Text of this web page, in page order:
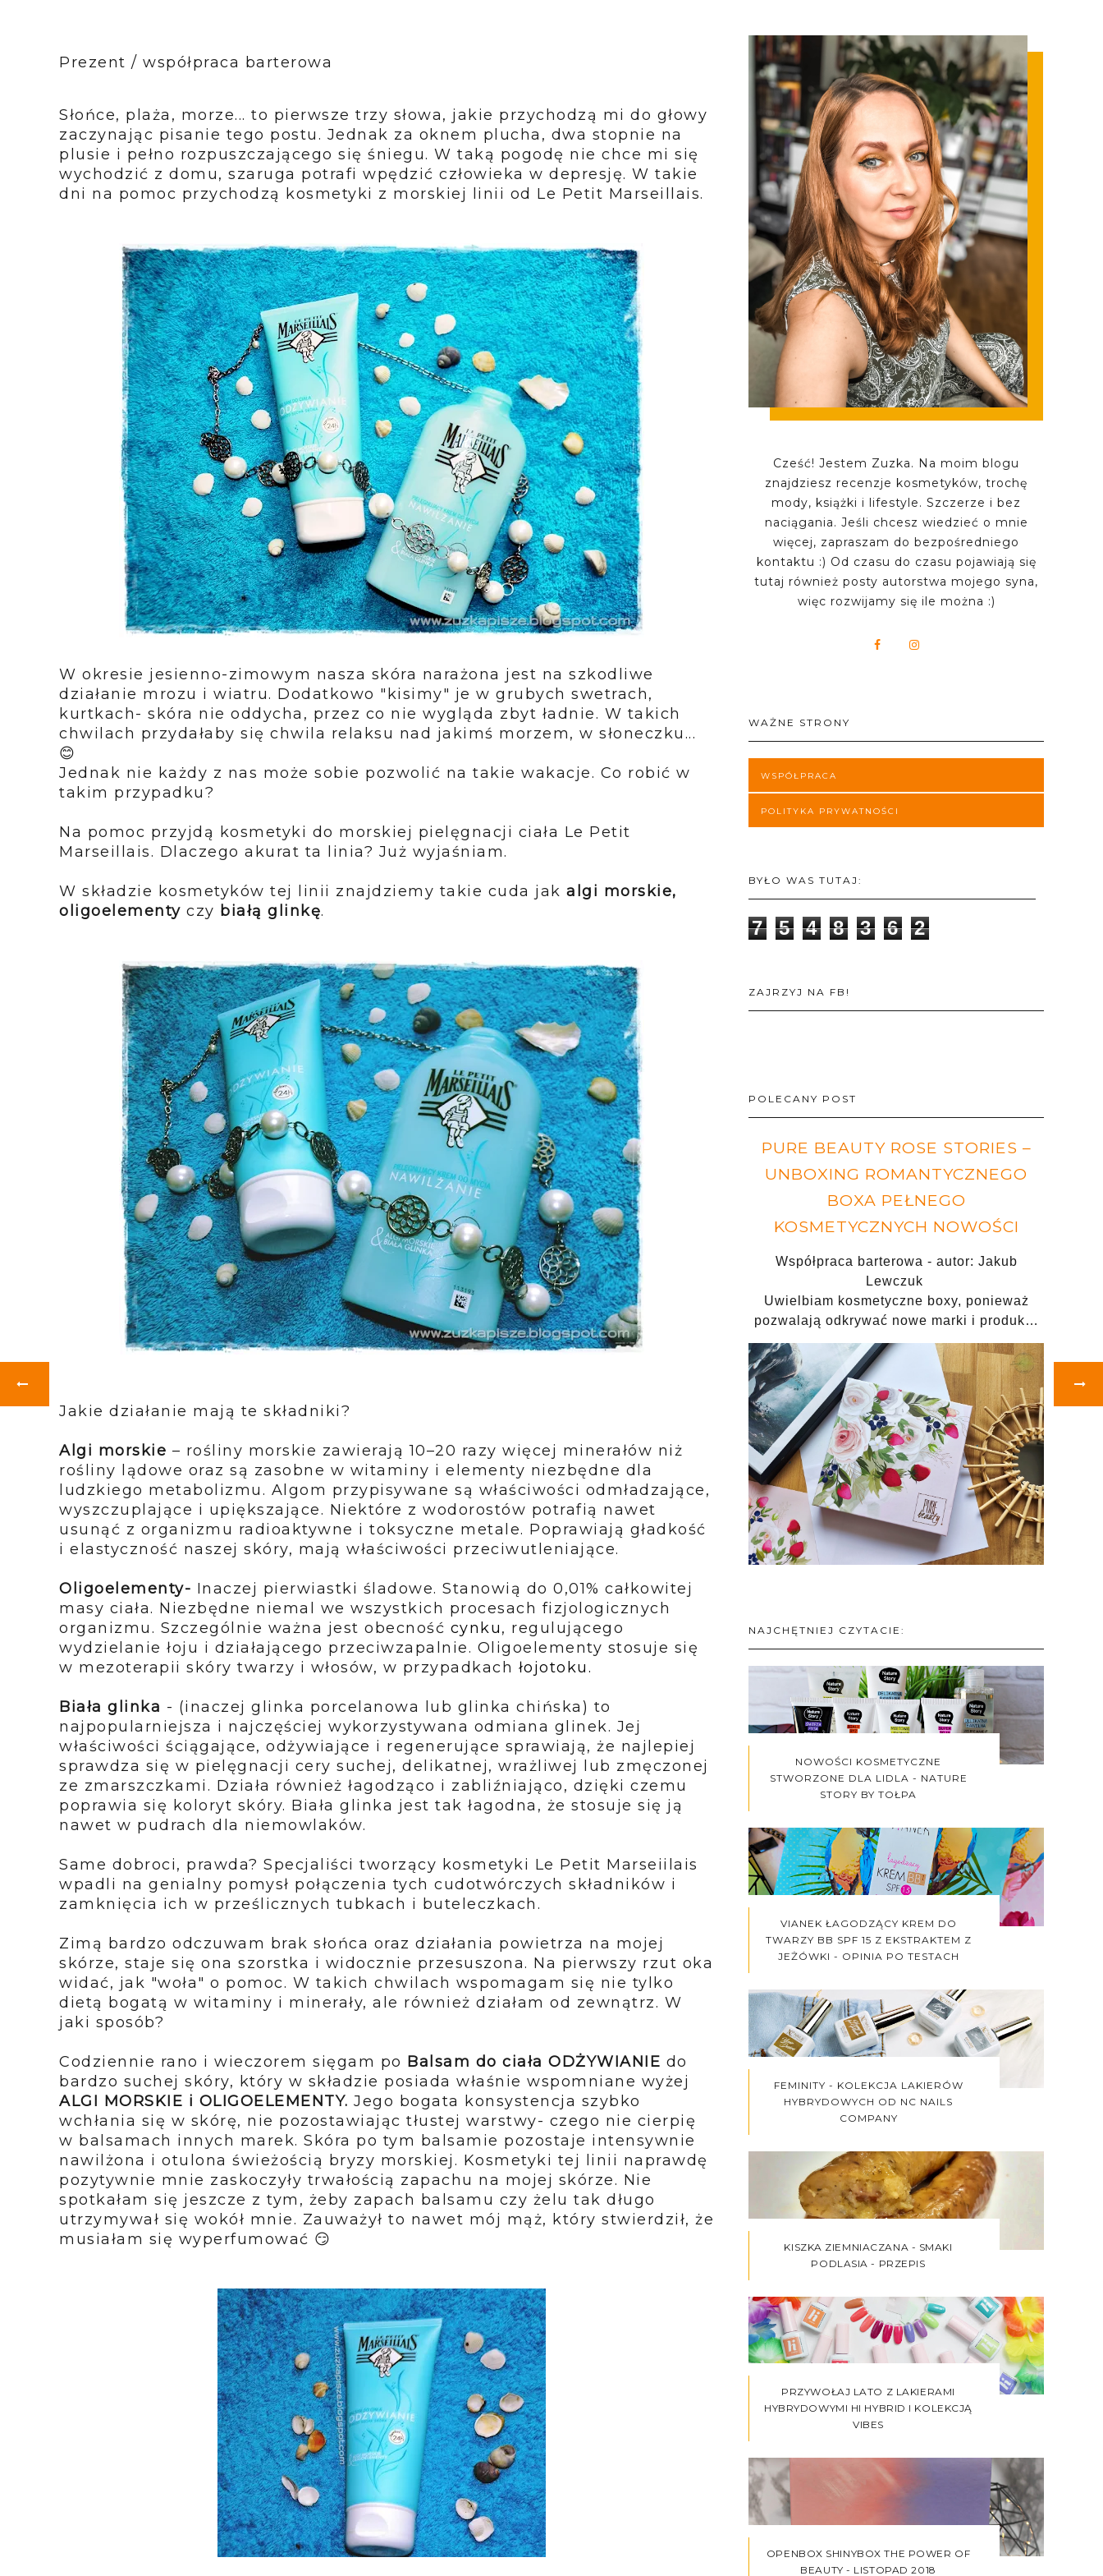
Prezent / współpraca barterowa
Słońce, plaża, morze... to pierwsze trzy słowa, jakie przychodzą mi do głowy
zaczynając pisanie tego postu. Jednak za oknem plucha, dwa stopnie na
plusie i pełno rozpuszczającego się śniegu. W taką pogodę nie chce mi się
wychodzić z domu, szaruga potrafi wpędzić człowieka w depresję. W takie
dni na pomoc przychodzą kosmetyki z morskiej linii od Le Petit Marseillais.
W okresie jesienno-zimowym nasza skóra narażona jest na szkodliwe
działanie mrozu i wiatru. Dodatkowo "kisimy" je w grubych swetrach,
kurtkach- skóra nie oddycha, przez co nie wygląda zbyt ładnie. W takich
chwilach przydałaby się chwila relaksu nad jakimś morzem, w słoneczku...
😊
Jednak nie każdy z nas może sobie pozwolić na takie wakacje. Co robić w
takim przypadku?
Na pomoc przyjdą kosmetyki do morskiej pielęgnacji ciała Le Petit
Marseillais. Dlaczego akurat ta linia? Już wyjaśniam.
W składzie kosmetyków tej linii znajdziemy takie cuda jak algi morskie,
oligoelementy czy białą glinkę.
Jakie działanie mają te składniki?
Algi morskie – rośliny morskie zawierają 10–20 razy więcej minerałów niż
rośliny lądowe oraz są zasobne w witaminy i elementy niezbędne dla
ludzkiego metabolizmu. Algom przypisywane są właściwości odmładzające,
wyszczuplające i upiększające. Niektóre z wodorostów potrafią nawet
usunąć z organizmu radioaktywne i toksyczne metale. Poprawiają gładkość
i elastyczność naszej skóry, mają właściwości przeciwutleniające.
Oligoelementy- Inaczej pierwiastki śladowe. Stanowią do 0,01% całkowitej
masy ciała. Niezbędne niemal we wszystkich procesach fizjologicznych
organizmu. Szczególnie ważna jest obecność cynku, regulującego
wydzielanie łoju i działającego przeciwzapalnie. Oligoelementy stosuje się
w mezoterapii skóry twarzy i włosów, w przypadkach łojotoku.
Biała glinka - (inaczej glinka porcelanowa lub glinka chińska) to
najpopularniejsza i najczęściej wykorzystywana odmiana glinek. Jej
właściwości ściągające, odżywiające i regenerujące sprawiają, że najlepiej
sprawdza się w pielęgnacji cery suchej, delikatnej, wrażliwej lub zmęczonej
ze zmarszczkami. Działa również łagodząco i zabliźniająco, dzięki czemu
poprawia się koloryt skóry. Biała glinka jest tak łagodna, że stosuje się ją
nawet w pudrach dla niemowlaków.
Same dobroci, prawda? Specjaliści tworzący kosmetyki Le Petit Marseiilais
wpadli na genialny pomysł połączenia tych cudotwórczych składników i
zamknięcia ich w prześlicznych tubkach i buteleczkach.
Zimą bardzo odczuwam brak słońca oraz działania powietrza na mojej
skórze, staje się ona szorstka i widocznie przesuszona. Na pierwszy rzut oka
widać, jak "woła" o pomoc. W takich chwilach wspomagam się nie tylko
dietą bogatą w witaminy i minerały, ale również działam od zewnątrz. W
jaki sposób?
Codziennie rano i wieczorem sięgam po Balsam do ciała ODŻYWIANIE do
bardzo suchej skóry, który w składzie posiada właśnie wspomniane wyżej
ALGI MORSKIE i OLIGOELEMENTY. Jego bogata konsystencja szybko
wchłania się w skórę, nie pozostawiając tłustej warstwy- czego nie cierpię
w balsamach innych marek. Skóra po tym balsamie pozostaje intensywnie
nawilżona i otulona świeżością bryzy morskiej. Kosmetyki tej linii naprawdę
pozytywnie mnie zaskoczyły trwałością zapachu na mojej skórze. Nie
spotkałam się jeszcze z tym, żeby zapach balsamu czy żelu tak długo
utrzymywał się wokół mnie. Zauważył to nawet mój mąż, który stwierdził, że
musiałam się wyperfumować 😏
Cześć! Jestem Zuzka. Na moim blogu
znajdziesz recenzje kosmetyków, trochę
mody, książki i lifestyle. Szczerze i bez
naciągania. Jeśli chcesz wiedzieć o mnie
więcej, zapraszam do bezpośredniego
kontaktu :) Od czasu do czasu pojawiają się
tutaj również posty autorstwa mojego syna,
więc rozwijamy się ile można :)
WAŻNE STRONY
WSPÓŁPRACA
POLITYKA PRYWATNOŚCI
BYŁO WAS TUTAJ:
7 5 4 8 3 6 2
ZAJRZYJ NA FB!
POLECANY POST
PURE BEAUTY ROSE STORIES –
UNBOXING ROMANTYCZNEGO
BOXA PEŁNEGO
KOSMETYCZNYCH NOWOŚCI
Współpraca barterowa - autor: Jakub
Lewczuk
Uwielbiam kosmetyczne boxy, ponieważ
pozwalają odkrywać nowe marki i produk…
NAJCHĘTNIEJ CZYTACIE:
NOWOŚCI KOSMETYCZNE
STWORZONE DLA LIDLA - NATURE
STORY BY TOŁPA
VIANEK ŁAGODZĄCY KREM DO
TWARZY BB SPF 15 Z EKSTRAKTEM Z
JEŻÓWKI - OPINIA PO TESTACH
FEMINITY - KOLEKCJA LAKIERÓW
HYBRYDOWYCH OD NC NAILS
COMPANY
KISZKA ZIEMNIACZANA - SMAKI
PODLASIA - PRZEPIS
PRZYWOŁAJ LATO Z LAKIERAMI
HYBRYDOWYMI HI HYBRID I KOLEKCJĄ
VIBES
OPENBOX SHINYBOX THE POWER OF
BEAUTY - LISTOPAD 2018